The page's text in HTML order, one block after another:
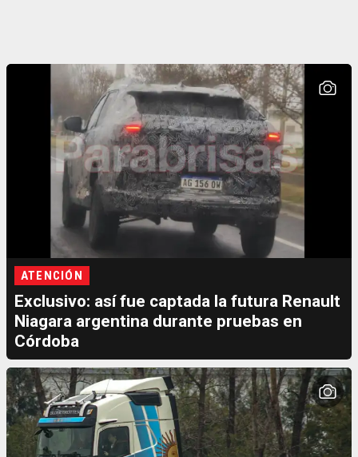
ATENCIÓN
Exclusivo: así fue captada la futura Renault
Niagara argentina durante pruebas en
Córdoba